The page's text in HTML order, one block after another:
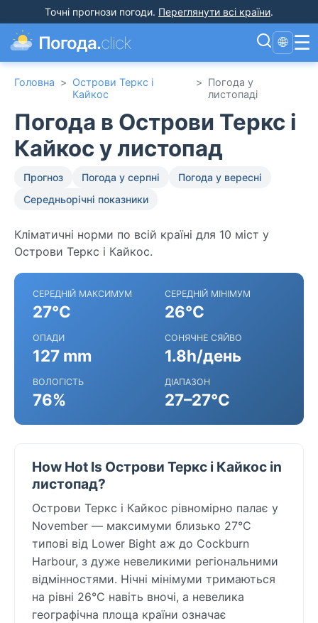
Точні прогнози погоди. Переглянути всі країни.
Погода.click 🌐 ☰
Головна > Острови Теркс і
Кайкос
> Погода у
листопаді
Погода в Острови Теркс і
Кайкос у листопад
Прогноз Погода у серпні
Погода у вересні
Середньорічні показники
Кліматичні норми по всій країні для 10 міст у
Острови Теркс і Кайкос.
СЕРЕДНІЙ МАКСИМУМ
27°C
СЕРЕДНІЙ МІНІМУМ
26°C
ОПАДИ
127 mm
СОНЯЧНЕ СЯЙВО
1.8h/день
ВОЛОГІСТЬ
76%
ДІАПАЗОН
27–27°C
How Hot Is Острови Теркс і Кайкос in
листопад?
Острови Теркс і Кайкос рівномірно палає у
November — максимуми близько 27°C
типові від Lower Bight аж до Cockburn
Harbour, з дуже невеликими регіональними
відмінностями. Нічні мінімуми тримаються
на рівні 26°C навіть вночі, а невелика
географічна площа країни означає